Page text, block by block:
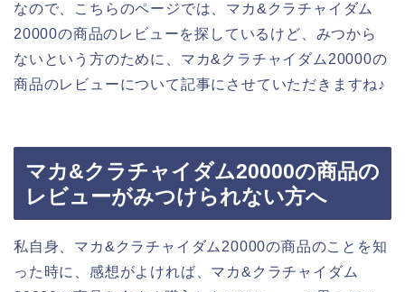
なので、こちらのページでは、マカ&クラチャイダム
20000の商品のレビューを探しているけど、みつから
ないという方のために、マカ&クラチャイダム20000の
商品のレビューについて記事にさせていただきますね♪
マカ&クラチャイダム20000の商品の
レビューがみつけられない方へ
私自身、マカ&クラチャイダム20000の商品のことを知
った時に、感想がよければ、マカ&クラチャイダム